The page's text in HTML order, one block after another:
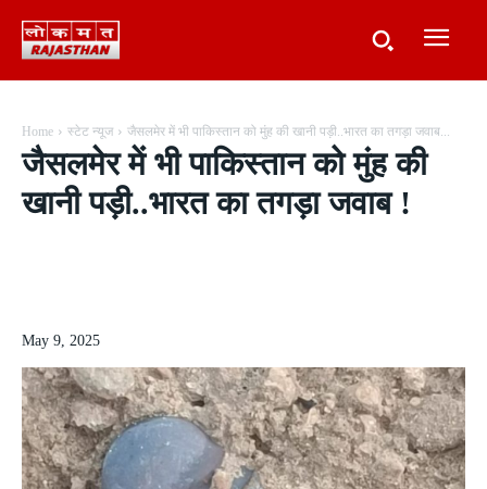
Home स्टेट न्यूज जैसलमेर में भी पाकिस्तान को मुंह की खानी पड़ी..भारत का तगड़ा जवाब...
जैसलमेर में भी पाकिस्तान को मुंह की
खानी पड़ी..भारत का तगड़ा जवाब !
May 9, 2025